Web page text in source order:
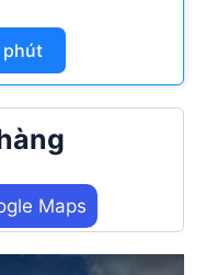
phút
Maps